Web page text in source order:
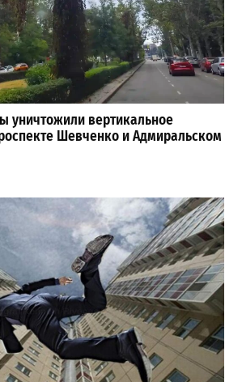
уничтожили вертикальное
Шевченко и Адмиральском